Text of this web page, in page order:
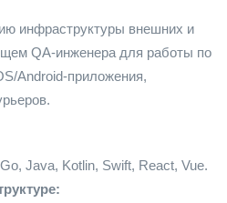
инфраструктуры внешних и
QA-инженера для работы по
Android-приложения,
Java, Kotlin, Swift, React, Vue.